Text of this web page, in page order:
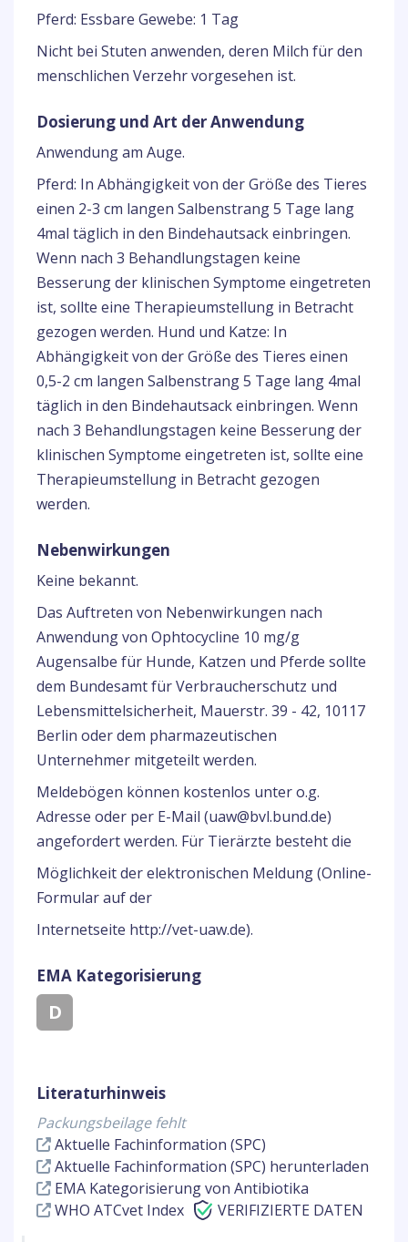
Pferd: Essbare Gewebe: 1 Tag
Nicht bei Stuten anwenden, deren Milch für den
menschlichen Verzehr vorgesehen ist.
Dosierung und Art der Anwendung
Anwendung am Auge.
Pferd: In Abhängigkeit von der Größe des Tieres
einen 2-3 cm langen Salbenstrang 5 Tage lang
4mal täglich in den Bindehautsack einbringen.
Wenn nach 3 Behandlungstagen keine
Besserung der klinischen Symptome eingetreten
ist, sollte eine Therapieumstellung in Betracht
gezogen werden. Hund und Katze: In
Abhängigkeit von der Größe des Tieres einen
0,5-2 cm langen Salbenstrang 5 Tage lang 4mal
täglich in den Bindehautsack einbringen. Wenn
nach 3 Behandlungstagen keine Besserung der
klinischen Symptome eingetreten ist, sollte eine
Therapieumstellung in Betracht gezogen
werden.
Nebenwirkungen
Keine bekannt.
Das Auftreten von Nebenwirkungen nach
Anwendung von Ophtocycline 10 mg/g
Augensalbe für Hunde, Katzen und Pferde sollte
dem Bundesamt für Verbraucherschutz und
Lebensmittelsicherheit, Mauerstr. 39 - 42, 10117
Berlin oder dem pharmazeutischen
Unternehmer mitgeteilt werden.
Meldebögen können kostenlos unter o.g.
Adresse oder per E-Mail (uaw@bvl.bund.de)
angefordert werden. Für Tierärzte besteht die
Möglichkeit der elektronischen Meldung (Online-
Formular auf der
Internetseite http://vet-uaw.de).
EMA Kategorisierung
D
Literaturhinweis
Packungsbeilage fehlt
Aktuelle Fachinformation (SPC)
Aktuelle Fachinformation (SPC) herunterladen
EMA Kategorisierung von Antibiotika
WHO ATCvet Index
VERIFIZIERTE DATEN